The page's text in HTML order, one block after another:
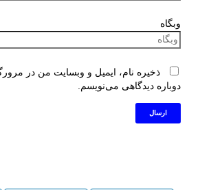
وبگاه
ذخیره نام، ایمیل و وبسایت من در
دوباره دیدگاهی می‌نویسم.